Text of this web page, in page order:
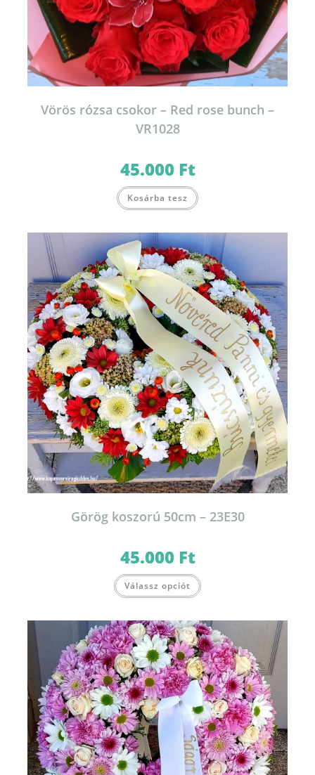
Vörös rózsa csokor – Red rose bunch –
VR1028
45.000 Ft
Kosárba tesz
Görög koszorú 50cm – 23E30
45.000 Ft
Válassz opciót